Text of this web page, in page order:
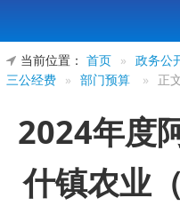
当前位置： 首页 » 政务公
三公经费 » 部门预算 » 正
2024年度
什镇农业